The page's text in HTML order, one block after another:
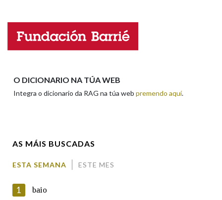
OUTRAS OPCIÓNS DE BUSCA
Nome
O DICIONARIO NA TÚA WEB
Integra o dicionario da RAG na túa web premendo aquí.
AS MÁIS BUSCADAS
ESTA SEMANA ESTE MES
1 baio